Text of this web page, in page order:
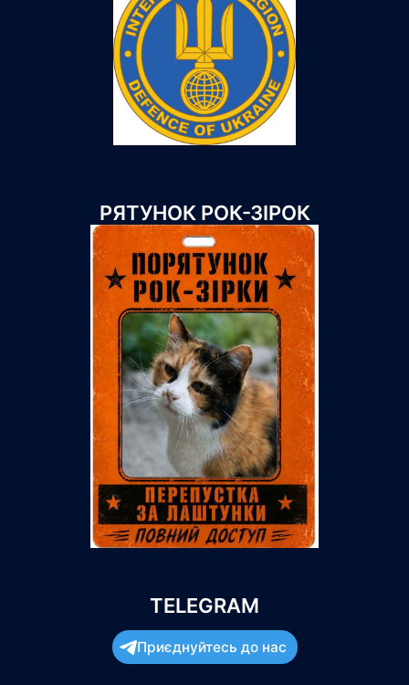
РЯТУНОК РОК-ЗІРОК
TELEGRAM
Приєднуйтесь до нас